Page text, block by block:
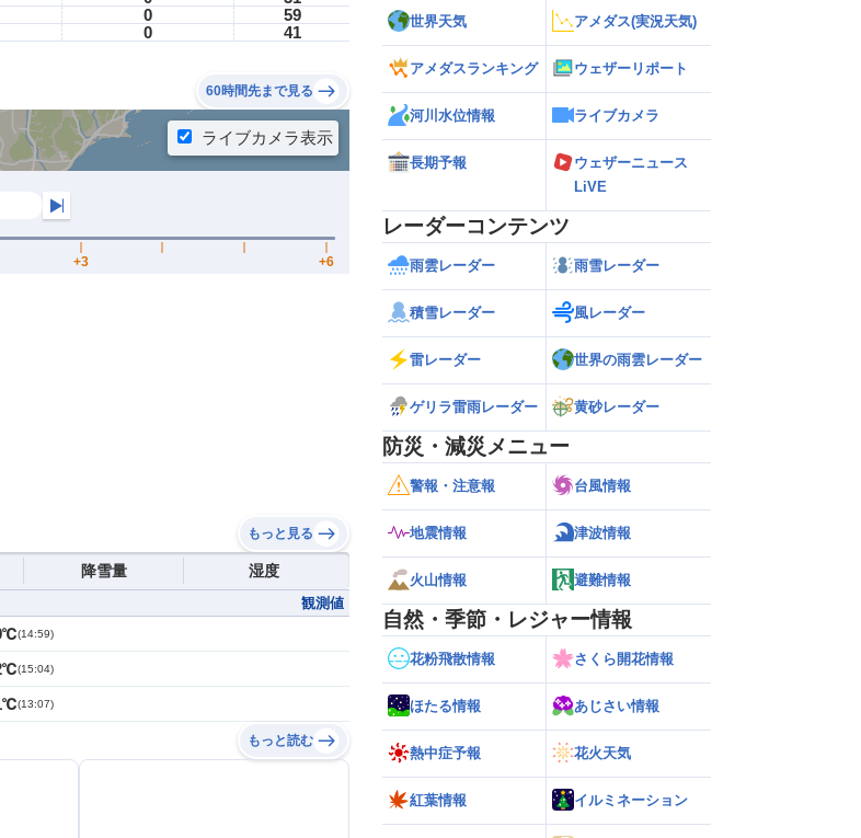
0
59
0 41
60時間先まで見る
もっと見る
降雪量 湿度
観測値
(14:59)
(15:04)
(13:07)
もっと読む
世界天気 アメダス(実況天気)
アメダスランキング ウェザーリポート
河川水位情報 ライブカメラ
長期予報
ウェザーニュース
LiVE
レーダーコンテンツ
雨雲レーダー 雨雪レーダー
積雪レーダー 風レーダー
雷レーダー 世界の雨雲レーダー
ゲリラ雷雨レーダー 黄砂レーダー
防災・減災メニュー
警報・注意報 台風情報
地震情報 津波情報
火山情報 避難情報
自然・季節・レジャー情報
花粉飛散情報 さくら開花情報
ほたる情報 あじさい情報
熱中症予報 花火天気
紅葉情報 イルミネーション